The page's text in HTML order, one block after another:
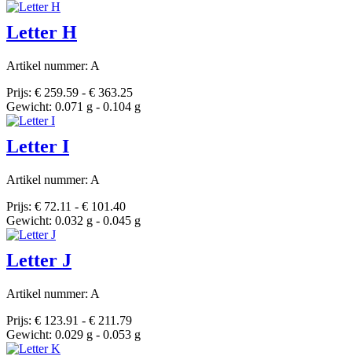
Letter H
Artikel nummer: A
Prijs: € 259.59 - € 363.25
Gewicht: 0.071 g - 0.104 g
Letter I
Artikel nummer: A
Prijs: € 72.11 - € 101.40
Gewicht: 0.032 g - 0.045 g
Letter J
Artikel nummer: A
Prijs: € 123.91 - € 211.79
Gewicht: 0.029 g - 0.053 g